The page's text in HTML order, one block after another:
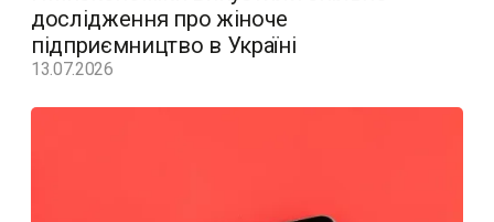
дослідження про жіноче
підприємництво в Україні
13.07.2026